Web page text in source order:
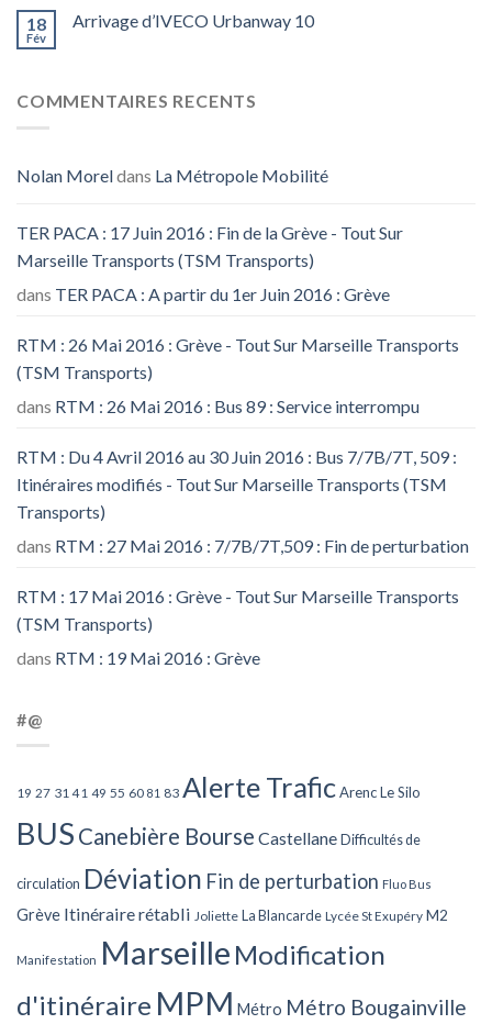
18
Fév
Arrivage d’IVECO Urbanway 10
COMMENTAIRES RECENTS
Nolan Moreldans La Métropole Mobilité
TER PACA : 17 Juin 2016 : Fin de la Grève - Tout Sur
Marseille Transports (TSM Transports)
dans TER PACA : A partir du 1er Juin 2016 : Grève
RTM : 26 Mai 2016 : Grève - Tout Sur Marseille Transports
(TSM Transports)
dans RTM : 26 Mai 2016 : Bus 89 : Service interrompu
RTM : Du 4 Avril 2016 au 30 Juin 2016 : Bus 7/7B/7T, 509 :
Itinéraires modifiés - Tout Sur Marseille Transports (TSM
Transports)
dans RTM : 27 Mai 2016 : 7/7B/7T,509 : Fin de perturbation
RTM : 17 Mai 2016 : Grève - Tout Sur Marseille Transports
(TSM Transports)
dans RTM : 19 Mai 2016 : Grève
#@
19 27 31 41 49 55 60 81 83 Alerte TraficArenc Le Silo
BUS Canebière Bourse Castellane Difficultés de
circulation Déviation Fin de perturbation Fluo Bus
Grève Itinéraire rétabli Joliette La Blancarde Lycée St Exupéry M2
Manifestation Marseille Modification
d'itinéraire MPM Métro Métro Bougainville